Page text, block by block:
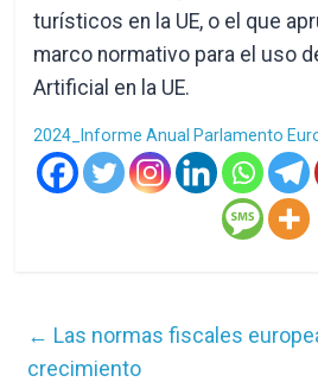
turísticos en la UE, o el que
marco normativo para el uso
Artificial en la UE.
2024_Informe Anual Parlamento
← Las normas fiscales
crecimiento